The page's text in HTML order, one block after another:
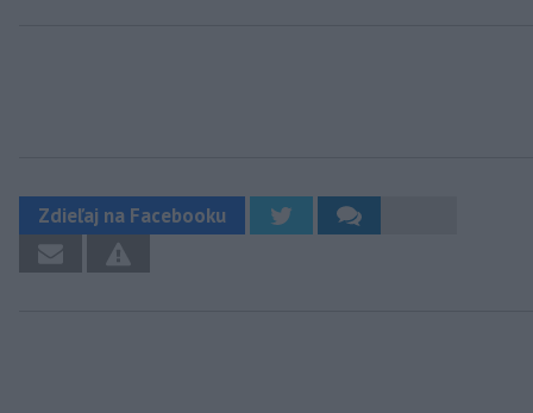
Zdieľaj na Facebooku